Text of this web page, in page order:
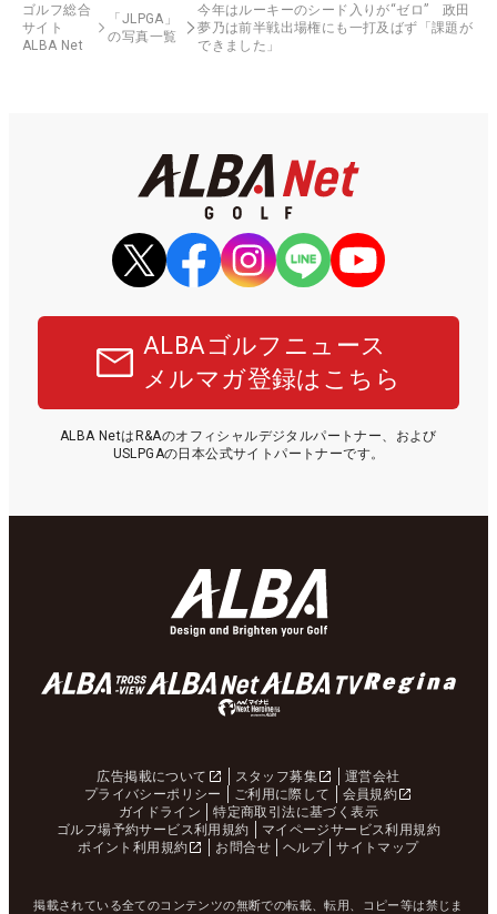
ゴルフ総合
サイト
ALBA Net
「JLPGA」
の写真一覧
今年はルーキーのシード入りが“ゼロ” 政田
夢乃は前半戦出場権にも一打及ばず「課題が
できました」
ALBAゴルフニュース
メルマガ登録はこちら
ALBA NetはR&Aのオフィシャルデジタルパートナー、および
USLPGAの日本公式サイトパートナーです。
広告掲載について スタッフ募集
運営会社
プライバシーポリシー
ご利用に際して
会員規約
ガイドライン
特定商取引法に基づく表示
ゴルフ場予約サービス利用規約
マイページサービス利用規約
ポイント利用規約
お問合せ ヘルプ サイトマップ
掲載されている全てのコンテンツの無断での転載、転用、コピー等は禁じま